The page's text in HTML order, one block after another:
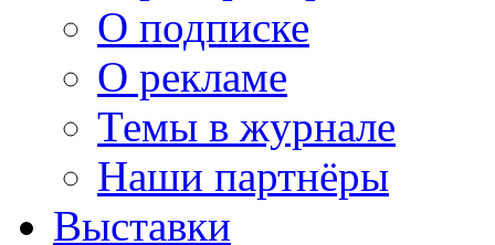
О подписке
О рекламе
Темы в журнале
Наши партнёры
Выставки